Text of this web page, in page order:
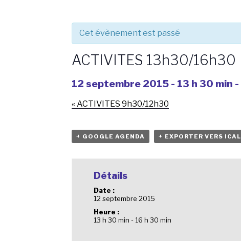
Cet évènement est passé
ACTIVITES 13h30/16h30
12 septembre 2015 - 13 h 30 min -
«ACTIVITES 9h30/12h30
+ GOOGLE AGENDA + EXPORTER VERS ICAL
Détails
Date :
12 septembre 2015
Heure :
13 h 30 min - 16 h 30 min